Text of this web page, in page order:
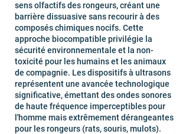
sens olfactifs des rongeurs, créant une
barrière dissuasive sans recourir à des
composés chimiques nocifs. Cette
approche biocompatible privilégie la
sécurité environnementale et la non-
toxicité pour les humains et les animaux
de compagnie. Les dispositifs à ultrasons
représentent une avancée technologique
significative, émettant des ondes sonores
de haute fréquence imperceptibles pour
l'homme mais extrêmement dérangeantes
pour les rongeurs (rats, souris, mulots).